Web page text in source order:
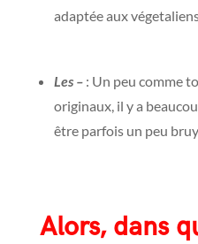
adaptée aux
Les –: Un peu comme
originaux, il y a
être parfois un peu
Alors, dans